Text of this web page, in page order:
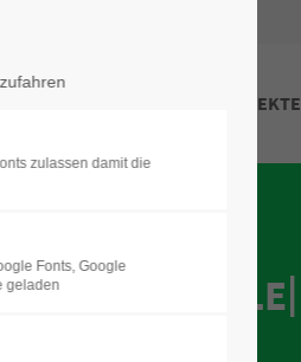
Termine und Veranstaltungen
Datenschutzerklärung
SCHULLEBEN UND PROJEKTE
SCHULE|
zulassen damit die
Fonts, Google
geladen